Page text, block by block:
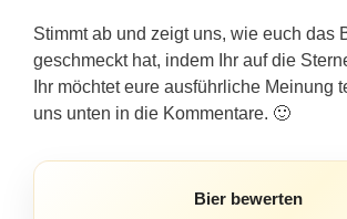
Stimmt ab und zeigt uns, wie euch das
geschmeckt hat, indem Ihr auf die
Ihr möchtet eure ausführliche Meinung
uns unten in die Kommentare. 🙂
Bier bewerten